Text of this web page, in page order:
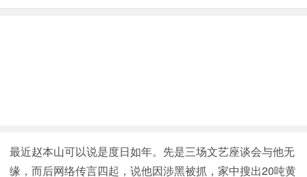
最近赵本山可以说是度日如年。先是三场文艺座谈会与他无
缘，而后网络传言四起，说他因涉黑被抓，家中搜出20吨黄